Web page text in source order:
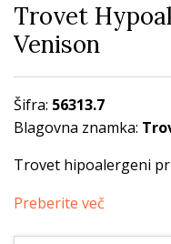
Trovet
Venison
Šifra: 56313.7
Blagovna znamka:
Trovet hipoalergeni
Preberite več